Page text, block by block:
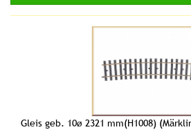
Gleis geb. 10ø 2321 mm(H1008)